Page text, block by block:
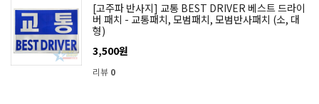
[고주파 반사지] 교통 BEST DRIVER 베스트 드라이
버 패치 - 교통패치, 모범패치, 모범반사패치 (소, 대
형)
3,500원
리뷰 0